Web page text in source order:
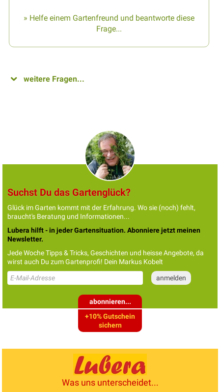
» Helfe einem Gartenfreund und beantworte diese
Frage...
weitere Fragen...
Suchst Du das Gartenglück?
Glück im Garten kommt mit der Erfahrung. Wo sie (noch) fehlt,
braucht's Beratung und Informationen...
Lubera hilft - in jeder Gartensituation. Abonniere jetzt meinen
Newsletter.
Jede Woche Tipps & Tricks, Geschichten und heisse Angebote, da
wirst auch Du zum Gartenprofi! Dein Markus Kobelt
abonnieren...
+10% Gutschein
sichern
Was uns unterscheidet...